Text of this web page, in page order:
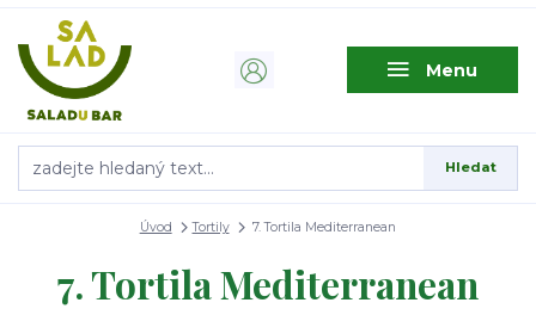
Menu
Hledat
Úvod Tortily 7. Tortila Mediterranean
7. Tortila Mediterranean